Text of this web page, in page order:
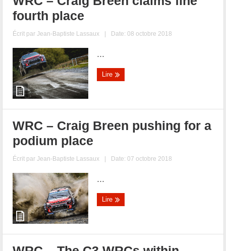
fourth place
Écrit parJean-Baptiste Lassaux | Date: 08 octobre 2018
...
Lire
WRC – Craig Breen pushing for a
podium place
Écrit parJean-Baptiste Lassaux | Date: 07 octobre 2018
...
Lire